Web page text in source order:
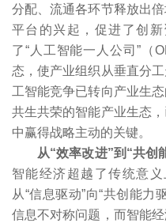
分配、流通各环节释放出
平台的兴起，促进了创
了“人工智能一人公司”（
态，使产业组织从垂直分
工智能竞争已转向产业生
共生共荣的智能产业生态
中赢得战略主动的关键。
从“效率改进”到“共创
智能经济超越了传统意
从“信息驱动”向“共创能力
信息不对称问题，而智能